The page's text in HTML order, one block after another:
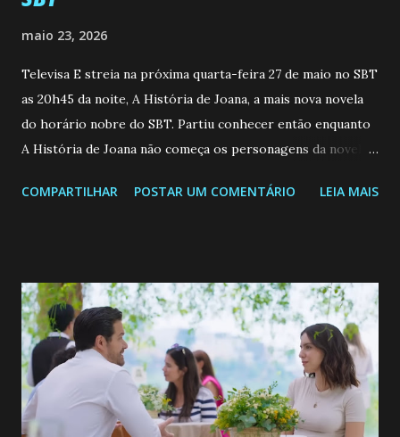
maio 23, 2026
Televisa E streia na próxima quarta-feira 27 de maio no SBT
as 20h45 da noite, A História de Joana, a mais nova novela
do horário nobre do SBT. Partiu conhecer então enquanto
A História de Joana não começa os personagens da novela?
de 25/05/26 a 31/05/26 JOANA GUADALUPE (Camila
permanecer virgem até encontrar o homem que realmente
ama, o que não é fácil, já que dedica todas as suas energias a
se aprimorar, trabalhando, estudando e se orgulhando de
ser a primeira mulher da família a ingressar na
universidade. Ela tem uma personalidade muito alegre, é
muito madura para a idade, determinada, criativa e
COMPARTILHAR POSTAR UM COMENTÁRIO LEIA MAIS